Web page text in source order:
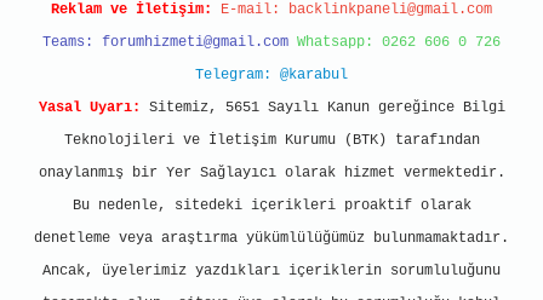
Reklam ve İletişim: E-mail: backlinkpaneli@gmail.com
Teams: forumhizmeti@gmail.com Whatsapp: 0262 606 0 726
Telegram: @karabul
Yasal Uyarı:
Sitemiz, 5651 Sayılı Kanun gereğince Bilgi
Teknolojileri ve İletişim Kurumu (BTK) tarafından
onaylanmış bir Yer Sağlayıcı olarak hizmet vermektedir.
Bu nedenle, sitedeki içerikleri proaktif olarak
denetleme veya araştırma yükümlülüğümüz bulunmamaktadır.
Ancak, üyelerimiz yazdıkları içeriklerin sorumluluğunu